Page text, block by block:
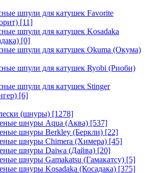
шпули для катушек Favorite
[11]
шпули для катушек Kosadaka
[0]
шпули для катушек Okuma (Окума)
шпули для катушек Ryobi (Риоби)
шпули для катушек Stinger
[6]
(шнуры) [1278]
шнуры Aqua (Аква) [537]
шнуры Berkley (Беркли) [22]
шнуры Chimera (Химера) [45]
шнуры Daiwa (Дайва) [20]
шнуры Gamakatsu (Гамакатсу) [5]
шнуры Kosadaka (Косадака) [375]